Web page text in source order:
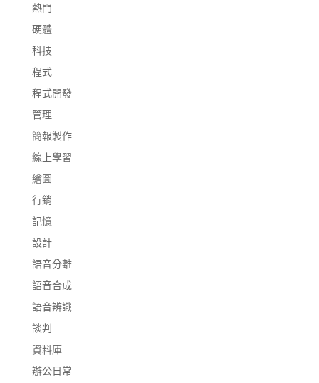
熱門
硬體
科技
程式
程式開發
管理
簡報製作
線上學習
繪圖
行銷
記憶
設計
語音分離
語音合成
語音辨識
談判
資料庫
辦公日常